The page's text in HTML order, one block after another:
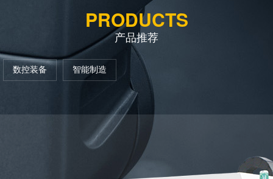
PRODUCTS
产品推荐
数控装备 智能制造